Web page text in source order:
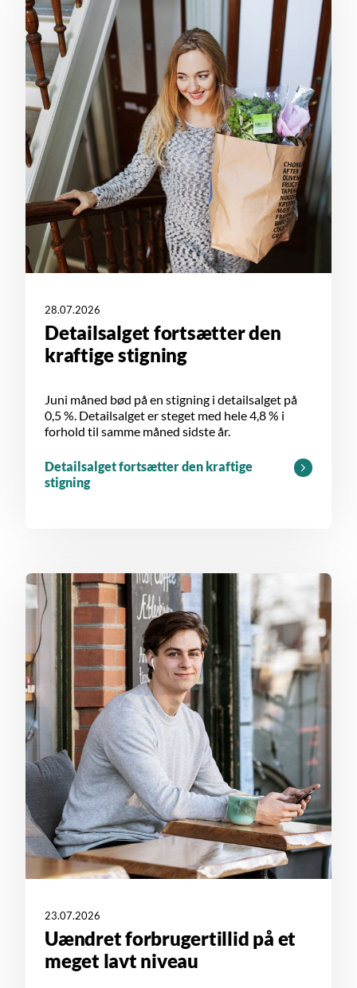
28.07.2026
Detailsalget fortsætter den
kraftige stigning
Juni måned bød på en stigning i detailsalget på
0,5 %. Detailsalget er steget med hele 4,8 % i
forhold til samme måned sidste år.
Detailsalget fortsætter den kraftige
stigning
23.07.2026
Uændret forbrugertillid på et
meget lavt niveau